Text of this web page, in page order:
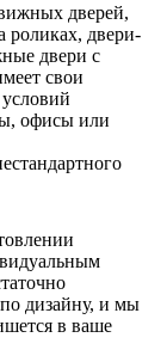
дверей,
роликах, двери-
двери с
свои
офисы или
дизайну, и мы
в ваше